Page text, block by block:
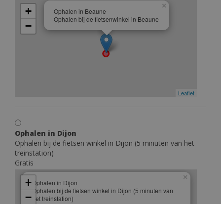
Ophalen in Beaune
Ophalen bij de fietsenwinkel in Beaune
×
+
−
Leaflet
Ophalen in Dijon
Ophalen bij de fietsen winkel in Dijon (5 minuten van het
treinstation)
Gratis
Ophalen in Dijon
Ophalen bij de fietsen winkel in Dijon (5 minuten van
het treinstation)
×
+
−